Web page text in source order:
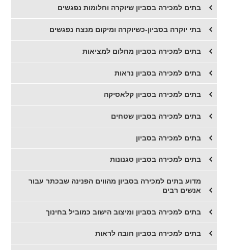
בתים למכירה בסביון שיוקרה וחלומות נפגשים
בתי יוקרה בסביון-כשיוקרה ומיקום מנצח נפגשים
​בתים למכירה בסביון מחלום למציאות
​בתים למכירה בסביון נראות
​בתים למכירה בסביון קלאסיקה
​בתים למכירה בסביון שטחים
​בתים למכירה בסביון
בתים למכירה בסביון סגנונות
​מדוע בתים למכירה בסביון מהווים הפנינה שבכתר עבור
אנשים רבים
בתים למכירה בסביון ומיצוב הישוב כמוביל בחינוך
בתים למכירה בסביון חובה לראות